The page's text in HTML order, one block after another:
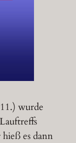
wurde
es dann